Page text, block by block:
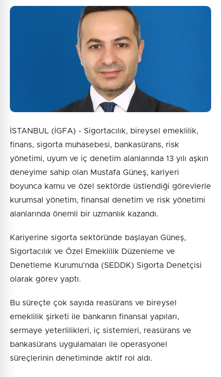
İSTANBUL (İGFA) - Sigortacılık, bireysel emeklilik,
finans, sigorta muhasebesi, bankasürans, risk
yönetimi, uyum ve iç denetim alanlarında 13 yılı aşkın
deneyime sahip olan Mustafa Güneş, kariyeri
boyunca kamu ve özel sektörde üstlendiği görevlerle
kurumsal yönetim, finansal denetim ve risk yönetimi
alanlarında önemli bir uzmanlık kazandı.
Kariyerine sigorta sektöründe başlayan Güneş,
Sigortacılık ve Özel Emeklilik Düzenleme ve
Denetleme Kurumu'nda (SEDDK) Sigorta Denetçisi
olarak görev yaptı.
Bu süreçte çok sayıda reasürans ve bireysel
emeklilik şirketi ile bankanın finansal yapıları,
sermaye yeterlilikleri, iç sistemleri, reasürans ve
bankasürans uygulamaları ile operasyonel
süreçlerinin denetiminde aktif rol aldı.